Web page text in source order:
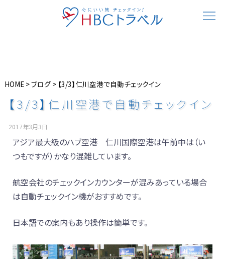
HOME>ブログ> 【3/3】仁川空港で自動チェックイン
【3/3】仁川空港で自動チェックイン
2017年3月3日
アジア最大級のハブ空港 仁川国際空港は午前中は（い
つもですが）かなり混雑しています。
航空会社のチェックインカウンターが混みあっている場合
は自動チェックイン機がおすすめです。
日本語での案内もあり操作は簡単です。